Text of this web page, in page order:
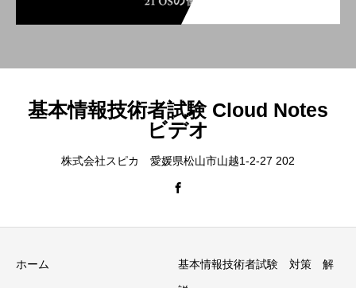
基本情報技術者試験 Cloud Notes
ビデオ
株式会社スピカ 愛媛県松山市山越1-2-27 202
ホーム 基本情報技術者試験 対策 解